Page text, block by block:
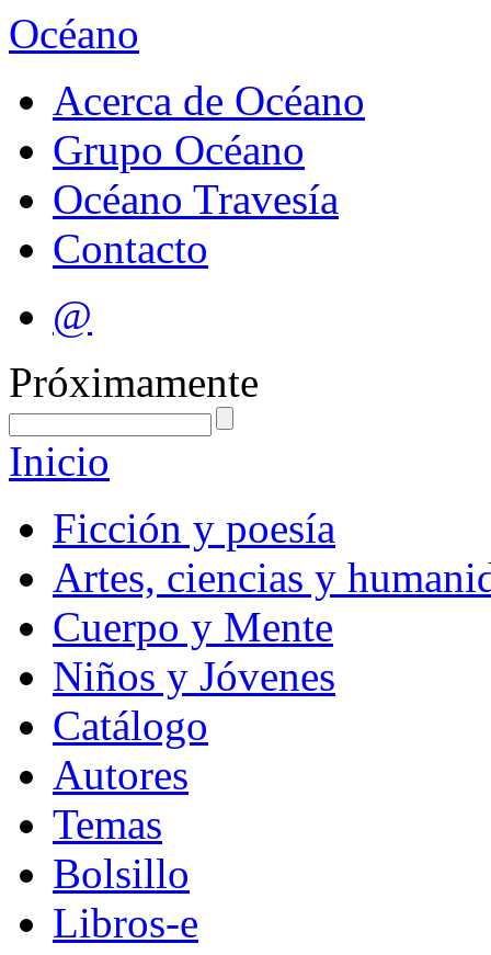
Océano
Acerca de Océano
Grupo Océano
Océano Travesía
Contacto
@
Próximamente
Inicio
Ficción y poesía
Artes, ciencias y
Cuerpo y Mente
Niños y Jóvenes
Catálogo
Autores
Temas
Bolsillo
Libros-e